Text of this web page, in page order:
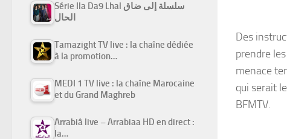
Des
prendre
menace
qui serait
BFMTV.
Série Ila Da9 Lhal سلسلة إلى ضاق
الحال
Tamazight TV live : la chaîne dédiée
à la promotion…
MEDI 1 TV live : la chaîne Marocaine
et du Grand Maghreb
Arrabiâ live – Arrabiaa HD en direct :
la…